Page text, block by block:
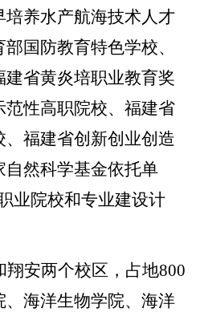
养水产航海技术人才
国防教育特色学校、
省黄炎培职业教育奖
性高职院校、福建省
福建省创新创业创造
然科学基金依托单
业院校和专业建设计
翔安两个校区，占地800
海洋生物学院、海洋